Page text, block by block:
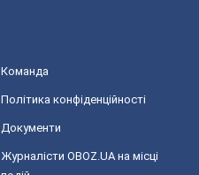
Команда
Політика конфіденційності
Документи
Журналісти OBOZ.UA на місці